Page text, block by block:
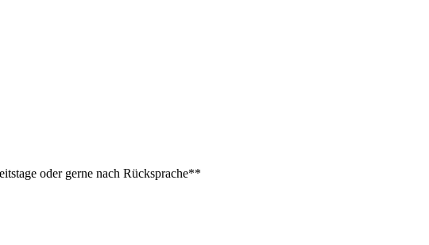
oder gerne nach Rücksprache**